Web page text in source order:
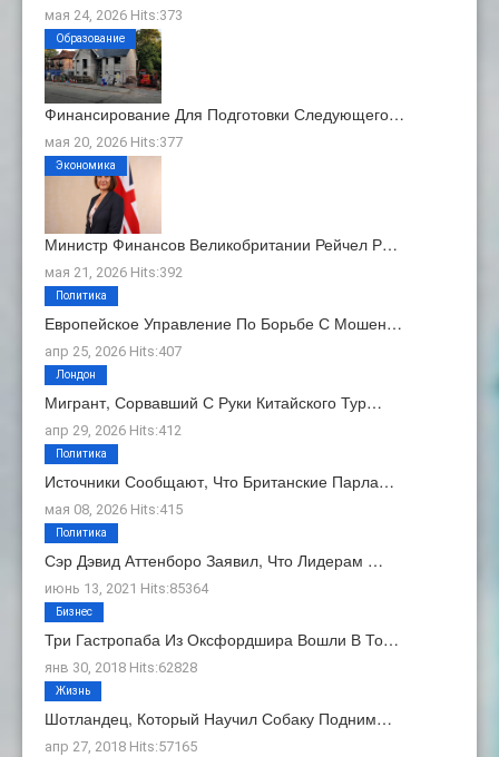
мая 24, 2026 Hits:373
Финансирование Для Подготовки Следующего…
мая 20, 2026 Hits:377
Образование
Министр Финансов Великобритании Рейчел Р…
мая 21, 2026 Hits:392
Экономика
Европейское Управление По Борьбе С Мошен…
апр 25, 2026 Hits:407
Политика
Мигрант, Сорвавший С Руки Китайского Тур…
апр 29, 2026 Hits:412
Лондон
Источники Сообщают, Что Британские Парла…
мая 08, 2026 Hits:415
Политика
Сэр Дэвид Аттенборо Заявил, Что Лидерам …
июнь 13, 2021 Hits:85364
Политика
Три Гастропаба Из Оксфордшира Вошли В То…
янв 30, 2018 Hits:62828
Бизнес
Шотландец, Который Научил Собаку Подним…
апр 27, 2018 Hits:57165
Жизнь